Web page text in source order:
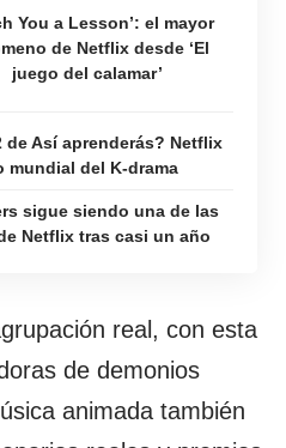
You a Lesson’: el mayor
de Netflix desde ‘El
juego del calamar’
de Así aprenderás? Netflix
mundial del K-drama
sigue siendo una de las
Netflix tras casi un año
real, con esta
de demonios
animada también